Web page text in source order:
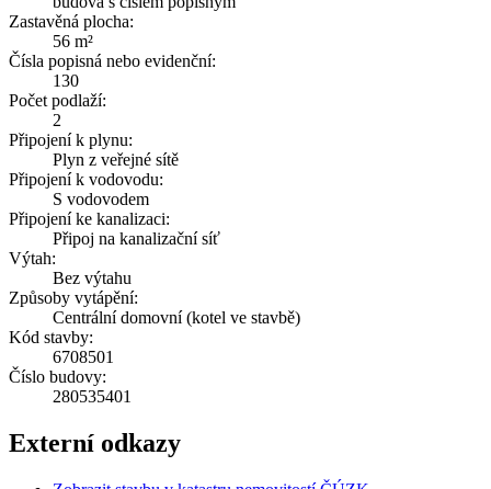
Zastavěná plocha:
56 m²
Čísla popisná nebo evidenční:
130
Počet podlaží:
2
Připojení k plynu:
Plyn z veřejné sítě
Připojení k vodovodu:
S vodovodem
Připojení ke kanalizaci:
Připoj na kanalizační síť
Výtah:
Bez výtahu
Způsoby vytápění:
Centrální domovní (kotel ve stavbě)
Kód stavby:
6708501
Číslo budovy:
280535401
Externí odkazy